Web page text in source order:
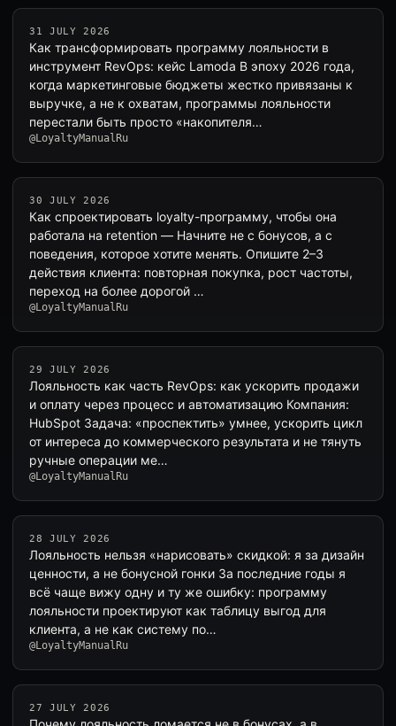
31 JULY 2026
Как трансформировать программу лояльности в
инструмент RevOps: кейс Lamoda В эпоху 2026 года,
когда маркетинговые бюджеты жестко привязаны к
выручке, а не к охватам, программы лояльности
перестали быть просто «накопителя…
@LoyaltyManualRu
30 JULY 2026
Как спроектировать loyalty-программу, чтобы она
работала на retention — Начните не с бонусов, а с
поведения, которое хотите менять. Опишите 2–3
действия клиента: повторная покупка, рост частоты,
переход на более дорогой …
@LoyaltyManualRu
29 JULY 2026
Лояльность как часть RevOps: как ускорить продажи
и оплату через процесс и автоматизацию Компания:
HubSpot Задача: «проспектить» умнее, ускорить цикл
от интереса до коммерческого результата и не тянуть
ручные операции ме…
@LoyaltyManualRu
28 JULY 2026
Лояльность нельзя «нарисовать» скидкой: я за дизайн
ценности, а не бонусной гонки За последние годы я
всё чаще вижу одну и ту же ошибку: программу
лояльности проектируют как таблицу выгод для
клиента, а не как систему по…
@LoyaltyManualRu
27 JULY 2026